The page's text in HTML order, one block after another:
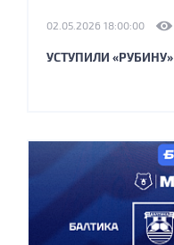
02.05.2026 18:00:00
УСТУПИЛИ «РУБИНУ»